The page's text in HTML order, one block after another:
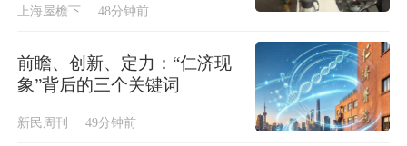
上海屋檐下 48分钟前
前瞻、创新、定力：“仁济现
象”背后的三个关键词
新民周刊 49分钟前